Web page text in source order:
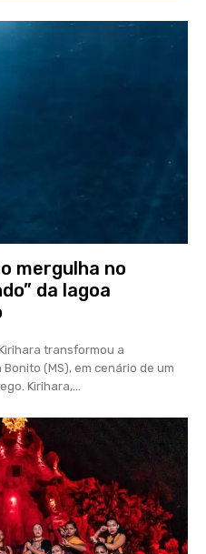
mergulha no
da lagoa
transformou a
(MS), em cenário de um
Kirihara,...